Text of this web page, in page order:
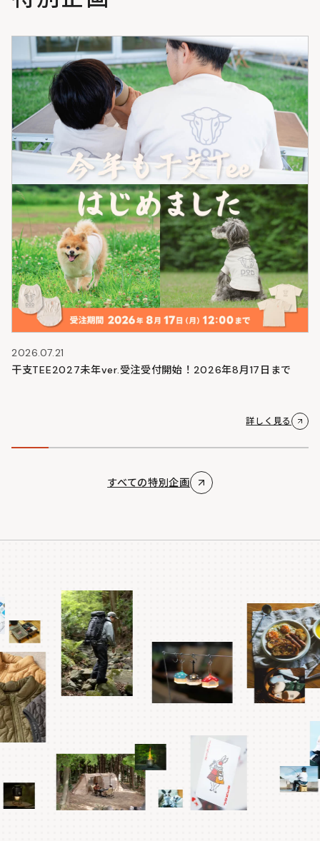
2026.07.21
干支TEE2027未年ver.受注受付開始！2026年8月17日まで
詳しく見る
すべての特別企画